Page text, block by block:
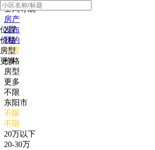
全局导航
房产
发布
我的
位置
价格
房型
更多
位置
价格
房型
更多
不限
东阳市
不限
不限
20万以下
20-30万